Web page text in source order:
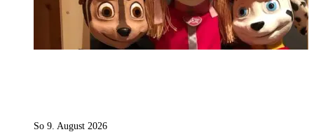
So 9. August 2026